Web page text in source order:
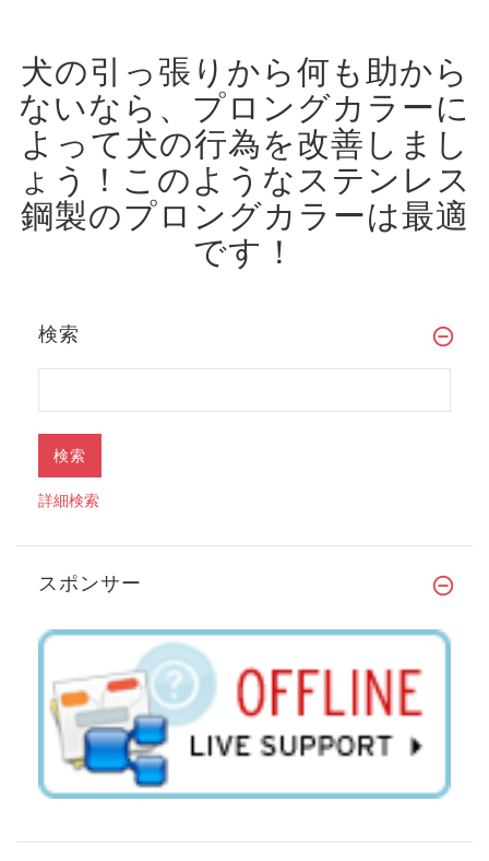
犬の引っ張りから何も助から
ないなら、プロングカラーに
よって犬の行為を改善しまし
ょう！ このようなステンレス
鋼製のプロングカラーは最適
です！
検索
詳細検索
スポンサー